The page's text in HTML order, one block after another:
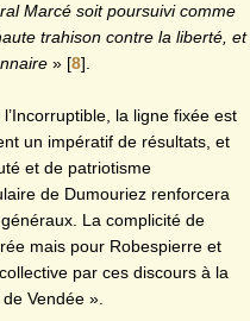
Marcé soit poursuivi comme
trahison contre la liberté, et
» [8]
la ligne fixée est
un impératif de résultats, et
et de patriotisme
de Dumouriez renforcera
La complicité de
mais pour Robespierre et
par ces discours à la
Vendée ».